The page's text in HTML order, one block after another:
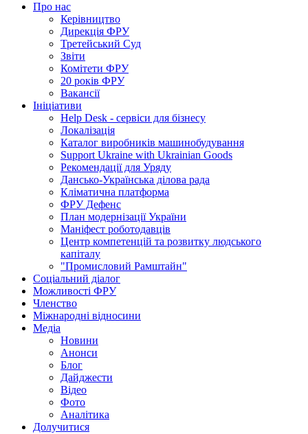
Про нас
Керівництво
Дирекція ФРУ
Третейський Суд
Звіти
Комітети ФРУ
20 років ФРУ
Вакансії
Ініціативи
Help Desk - сервіси для бізнесу
Локалізація
Каталог виробників машинобудування
Support Ukraine with Ukrainian Goods
Рекомендації для Уряду
Дансько-Українська ділова рада
Кліматична платформа
ФРУ Дефенс
План модернізації України
Маніфест роботодавців
Центр компетенцій та розвитку людського
капіталу
"Промисловий Рамштайн"
Соціальний діалог
Можливості ФРУ
Членство
Міжнародні відносини
Медіа
Новини
Анонси
Блог
Дайджести
Відео
Фото
Аналітика
Долучитися